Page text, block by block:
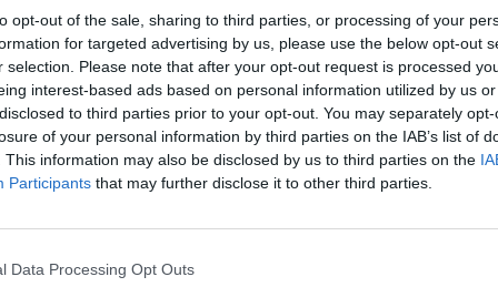
opt-out of the sale, sharing to third parties, or processing of your
for targeted advertising by us, please use the below opt-out
selection. Please note that after your opt-out request is processed
interest-based ads based on personal information utilized by us
to third parties prior to your opt-out. You may separately
of your personal information by third parties on the IAB’s list of
This information may also be disclosed by us to third parties on the
Participants that may further disclose it to other third parties.
Data Processing Opt Outs
di euro entro il prossimo maggio.
bel po' di risorse che potevano servire a
il patrimonio in tempi di magra vengono
questo, che ha fatto balzare dalla
operatori del settore cultura come il
amministrazione del PalaExpo, Michele
soldi potevano essere utilizzati per la
dei beni culturali, per la produzione
vedere una migliore gestione del
americana